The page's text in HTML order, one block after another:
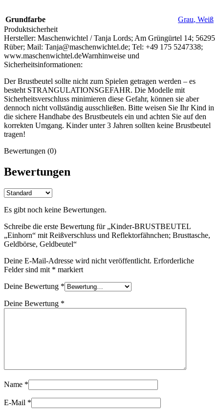
Grundfarbe Grau, Weiß
Produktsicherheit
Hersteller: Maschenwichtel / Tanja Lords; Am Grüngürtel 14; 56295
Rüber; Mail: Tanja@maschenwichtel.de; Tel: +49 175 5247338;
www.maschenwichtel.deWarnhinweise und
Sicherheitsinformationen:
Der Brustbeutel sollte nicht zum Spielen getragen werden – es
besteht STRANGULATIONSGEFAHR. Die Modelle mit
Sicherheitsverschluss minimieren diese Gefahr, können sie aber
dennoch nicht vollständig ausschließen. Bitte weisen Sie Ihr Kind in
die sichere Handhabe des Brustbeutels ein und achten Sie auf den
korrekten Umgang. Kinder unter 3 Jahren sollten keine Brustbeutel
tragen!
Bewertungen (0)
Bewertungen
Es gibt noch keine Bewertungen.
Schreibe die erste Bewertung für „Kinder-BRUSTBEUTEL
„Einhorn“ mit Reißverschluss und Reflektorfähnchen; Brusttasche,
Geldbörse, Geldbeutel“
Deine E-Mail-Adresse wird nicht veröffentlicht. Erforderliche
Felder sind mit * markiert
Deine Bewertung *
Deine Bewertung *
Name *
E-Mail *